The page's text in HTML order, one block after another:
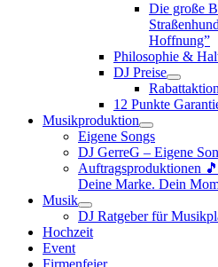
Die große
Hoffnung”
Philosophie &
DJ Preise
Rabattaktion
12 Punkte
Musikproduktion
Eigene Songs
DJ GerreG – Eigene
Auftragsproduktionen
Deine Marke. Dein
Musik
DJ Ratgeber für
Hochzeit
Event
Firmenfeier